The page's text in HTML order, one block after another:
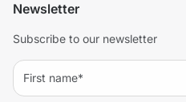
Newsletter
Subscribe to our newsletter